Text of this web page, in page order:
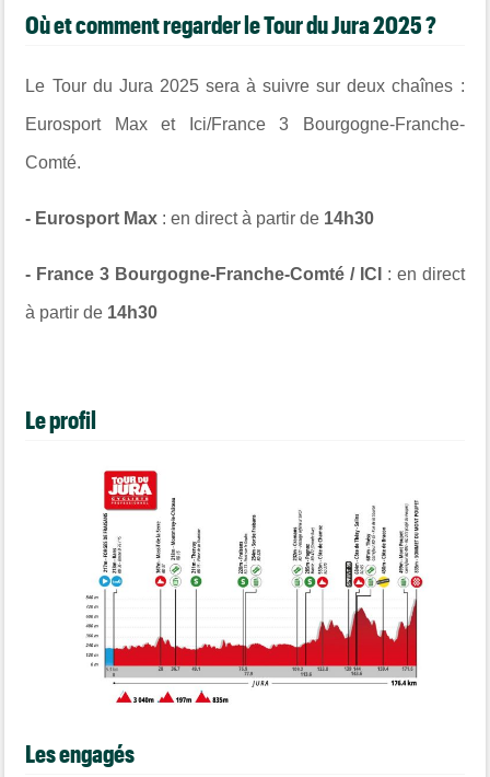
Où et comment regarder le Tour du Jura 2025 ?
Le Tour du Jura 2025 sera à suivre sur deux chaînes :
Eurosport Max et Ici/France 3 Bourgogne-Franche-
Comté.
- Eurosport Max : en direct à partir de 14h30
- France 3 Bourgogne-Franche-Comté / ICI : en direct
à partir de 14h30
Le profil
Les engagés